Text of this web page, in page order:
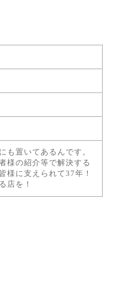
も置いてあるんです。
様の紹介等で解決する
様に支えられて37年！
店を！